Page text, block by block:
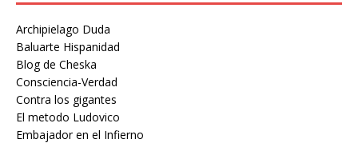
Archipielago Duda
Baluarte Hispanidad
Blog de Cheska
Consciencia-Verdad
Contra los gigantes
El metodo Ludovico
Embajador en el Infierno